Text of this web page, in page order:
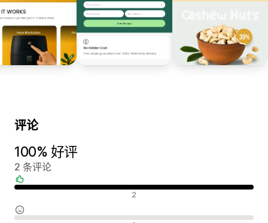
评论
100% 好评
2 条评论
好评 2